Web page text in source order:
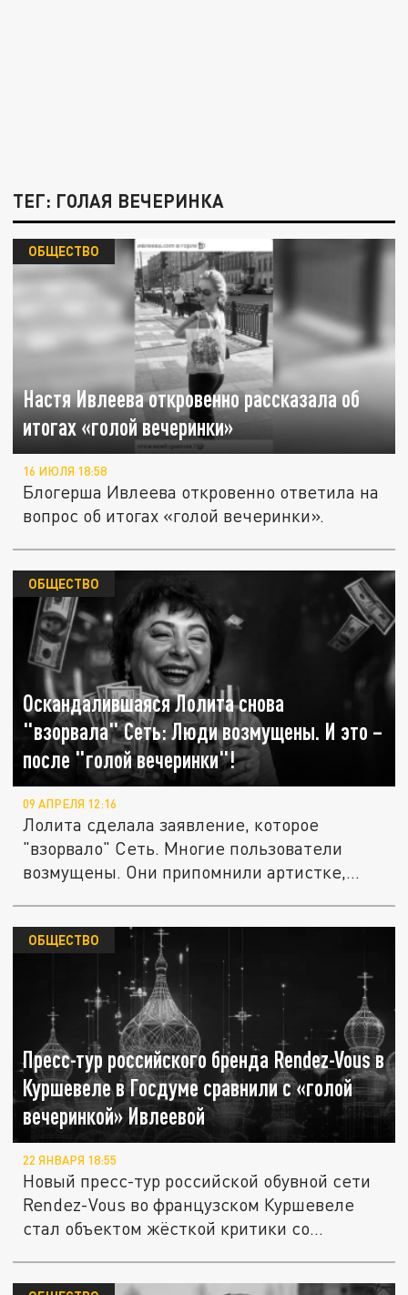
ТЕГ: ГОЛАЯ ВЕЧЕРИНКА
Настя Ивлеева откровенно рассказала об
итогах «голой вечеринки»
ОБЩЕСТВО
16 ИЮЛЯ 18:58
Блогерша Ивлеева откровенно ответила на
вопрос об итогах «голой вечеринки».
Оскандалившаяся Лолита снова
"взорвала" Сеть: Люди возмущены. И это –
после "голой вечеринки"!
ОБЩЕСТВО
09 АПРЕЛЯ 12:16
Лолита сделала заявление, которое
"взорвало" Сеть. Многие пользователи
возмущены. Они припомнили артистке,
Пресс-тур российского бренда Rendez-Vous в
Куршевеле в Госдуме сравнили с «голой
вечеринкой» Ивлеевой
ОБЩЕСТВО
22 ЯНВАРЯ 18:55
Новый пресс-тур российской обувной сети
Rendez-Vous во французском Куршевеле
стал объектом жёсткой критики со...